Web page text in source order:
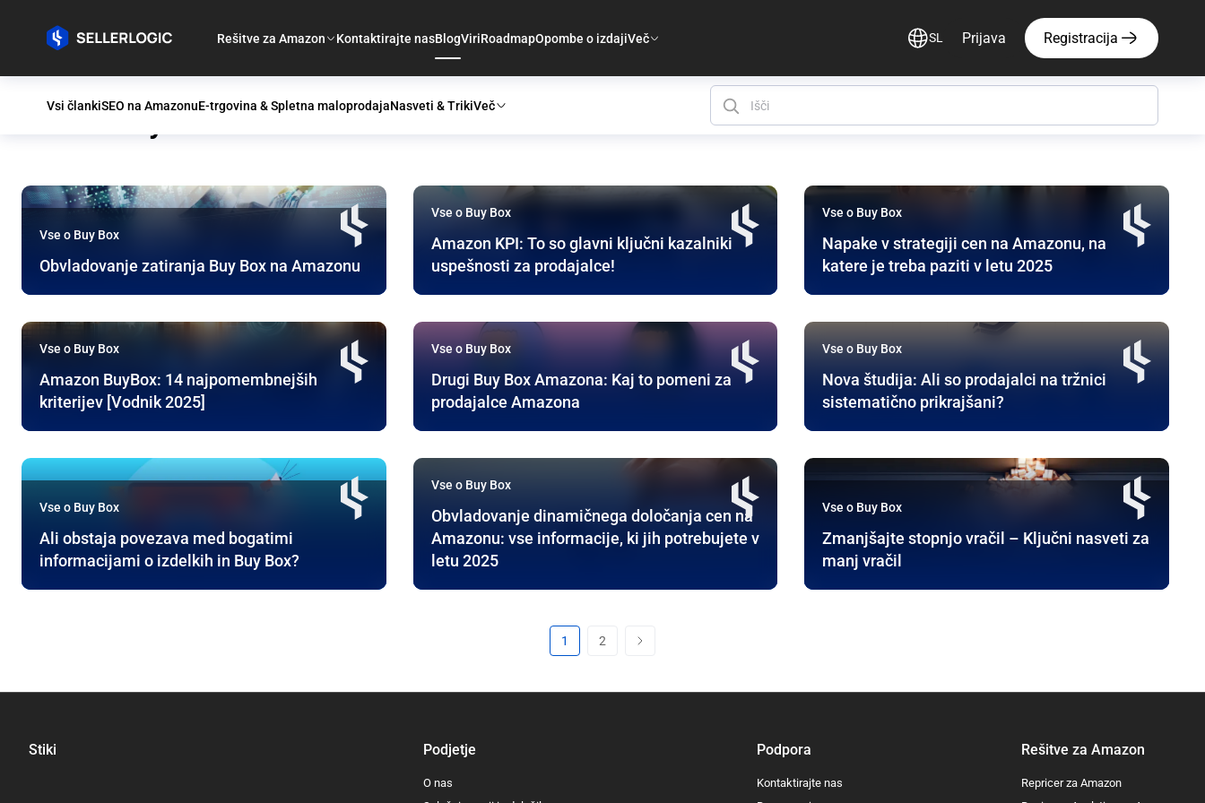
Rešitve za Amazon Kontaktirajte nasBlogViriRoadmapOpombe o izdajiVeč SL Prijava Registracija
Vsi člankiSEO na AmazonuE-trgovina & Spletna maloprodajaNasveti & TrikiVeč
Vse o Buy Box 17 objav najdenih v tej kategoriji
Vse o Buy Box
Obvladovanje zatiranja Buy Box na Amazonu
Vse o Buy Box
Amazon KPI: To so glavni ključni kazalniki
uspešnosti za prodajalce!
Vse o Buy Box
Napake v strategiji cen na Amazonu, na
katere je treba paziti v letu 2025
Vse o Buy Box
Amazon BuyBox: 14 najpomembnejših
kriterijev [Vodnik 2025]
Vse o Buy Box
Drugi Buy Box Amazona: Kaj to pomeni za
prodajalce Amazona
Vse o Buy Box
Nova študija: Ali so prodajalci na tržnici
sistematično prikrajšani?
Vse o Buy Box
Ali obstaja povezava med bogatimi
informacijami o izdelkih in Buy Box?
Vse o Buy Box
Obvladovanje dinamičnega določanja cen na
Amazonu: vse informacije, ki jih potrebujete v
letu 2025
Vse o Buy Box
Zmanjšajte stopnjo vračil – Ključni nasveti za
manj vračil
1 2
Stiki Podjetje
O nas
Podpora
Kontaktirajte nas
Rešitve za Amazon
Repricer za Amazon